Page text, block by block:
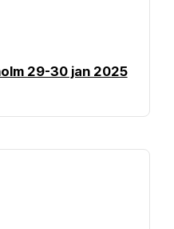
29-30 jan 2025